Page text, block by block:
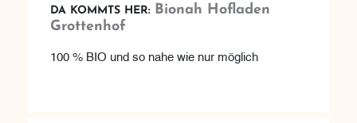
DA KOMMTS HER: Bionah Hofladen
Grottenhof
100 % BIO und so nahe wie nur möglich